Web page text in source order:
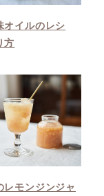
オイルのレシ
方
レモンジンジャ